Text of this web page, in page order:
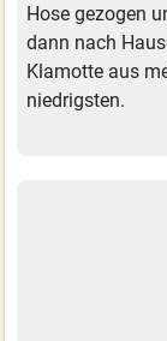
Hose gezogen
dann nach
Klamotte aus
niedrigsten.